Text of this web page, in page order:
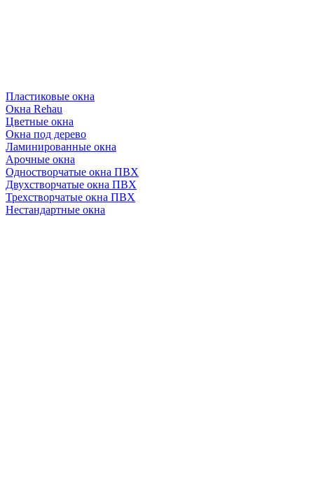
Пластиковые окна
Окна Rehau
Цветные окна
Окна под дерево
Ламинированные окна
Арочные окна
Одностворчатые окна ПВХ
Двухстворчатые окна ПВХ
Трехстворчатые окна ПВХ
Нестандартные окна